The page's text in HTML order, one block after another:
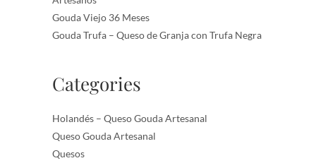
Gouda Viejo 36 Meses
Gouda Trufa – Queso de Granja con Trufa Negra
Categories
Holandés – Queso Gouda Artesanal
Queso Gouda Artesanal
Quesos